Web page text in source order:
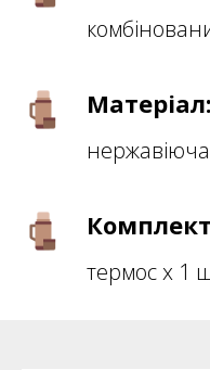
Матеріал:
термос х 1